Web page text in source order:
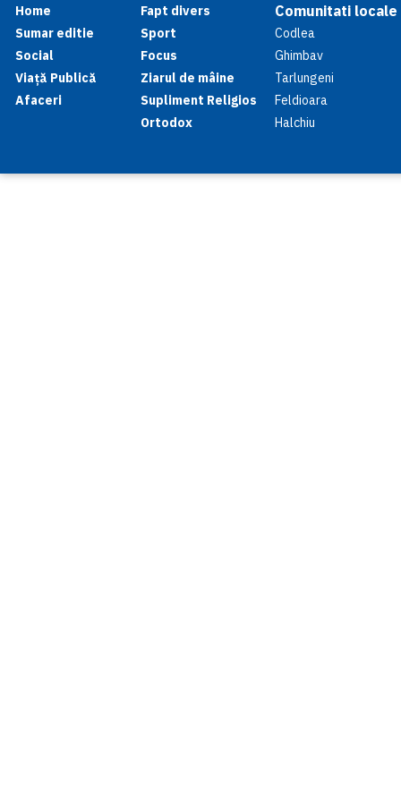
Home
Sumar editie
Social
Viață Publică
Afaceri
Fapt divers
Sport
Focus
Ziarul de mâine
Supliment Religios
Ortodox
Comunitati locale
Codlea
Ghimbav
Tarlungeni
Feldioara
Halchiu